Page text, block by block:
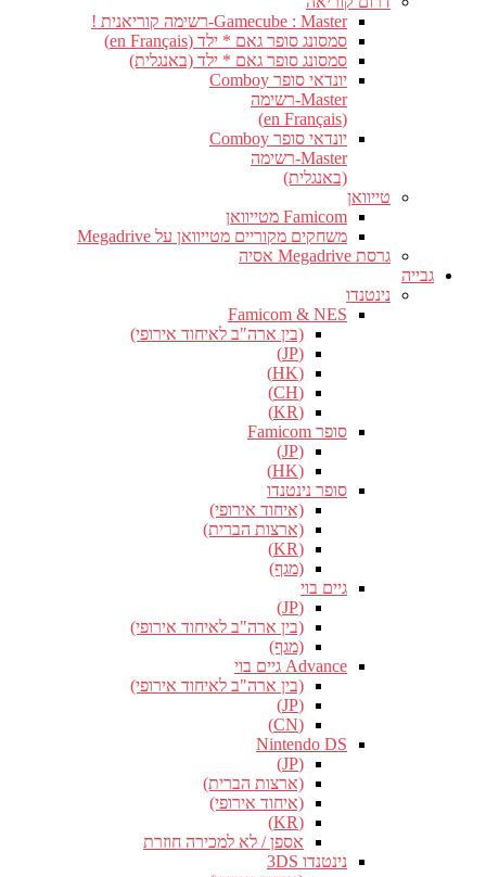
Gamecube : Master-רשימה קוריאנית !
סמסונג סופר גאם * ילד (en Français)
סמסונג סופר גאם * ילד (באנגלית)
יונדאי סופר Comboy
Master-רשימה
(en Français)
יונדאי סופר Comboy
Master-רשימה
(באנגלית)
טייוואן
Famicom מטייוואן
משחקים מקוריים מטייוואן על Megadrive
גרסת Megadrive אסיה
גבייה
נינטנדו
Famicom & NES
(בין ארה"ב לאיחוד אירופי)
(JP)
(HK)
(CH)
(KR)
סופר Famicom
(JP)
(HK)
סופר נינטנדו
(איחוד אירופי)
(ארצות הברית)
(KR)
(מגף)
גיים בוי
(JP)
(בין ארה"ב לאיחוד אירופי)
(מגף)
Advance גיים בוי
(בין ארה"ב לאיחוד אירופי)
(JP)
(CN)
Nintendo DS
(JP)
(ארצות הברית)
(איחוד אירופי)
(KR)
אספן / לא למכירה חוזרת
נינטנדו 3DS